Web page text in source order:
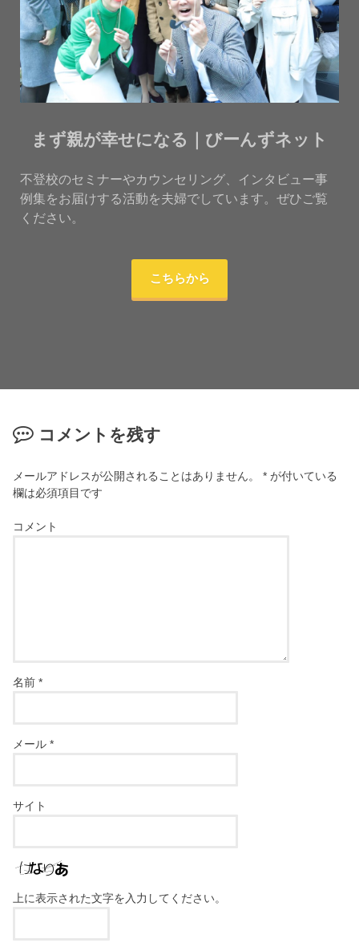
まず親が幸せになる｜びーんずネット
不登校のセミナーやカウンセリング、インタビュー事
例集をお届けする活動を夫婦でしています。ぜひご覧
ください。
こちらから
コメントを残す
メールアドレスが公開されることはありません。 * が付いている
欄は必須項目です
コメント
名前*
メール*
サイト
上に表示された文字を入力してください。